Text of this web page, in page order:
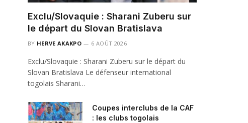
Exclu/Slovaquie : Sharani Zuberu sur
le départ du Slovan Bratislava
BY HERVE AKAKPO 6 AOÛT 2026
Exclu/Slovaquie : Sharani Zuberu sur le départ du
Slovan Bratislava Le défenseur international
togolais Sharani…
Coupes interclubs de la CAF
: les clubs togolais